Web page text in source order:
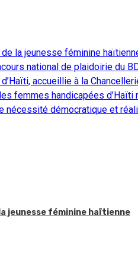
la jeunesse féminine
national de plaidoirie du
accueillie à la
femmes handicapées d’Haïti
nécessité démocratique et
jeunesse féminine haïtienne